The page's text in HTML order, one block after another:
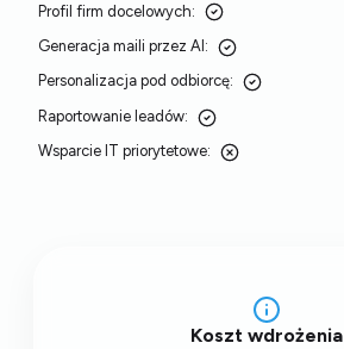
Profil firm docelowych:
Generacja maili przez AI:
Personalizacja pod odbiorcę:
Raportowanie leadów:
Wsparcie IT priorytetowe:
Koszt wdrożenia